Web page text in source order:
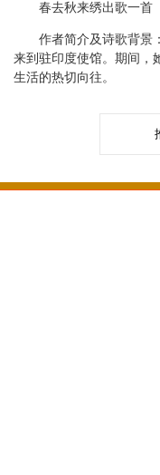
春去秋来绣出歌一首
作者简介及诗歌背景：
来到驻印度使馆。期间，
生活的热切向往。